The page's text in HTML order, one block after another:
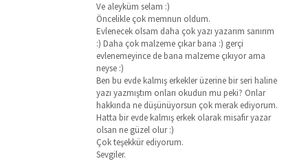
Ve aleyküm selam :)
Öncelikle çok memnun oldum.
Evlenecek olsam daha çok yazı yazarım sanırım
:) Daha çok malzeme çıkar bana :) gerçi
evlenemeyince de bana malzeme çıkıyor ama
neyse :)
Ben bu evde kalmış erkekler üzerine bir seri haline
yazı yazmıştım onları okudun mu peki? Onlar
hakkında ne düşünüyorsun çok merak ediyorum.
Hatta bir evde kalmış erkek olarak misafir yazar
olsan ne güzel olur :)
Çok teşekkür ediyorum.
Sevgiler.